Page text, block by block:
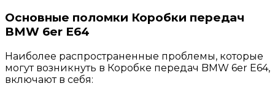
Основные поломки Коробки передач
BMW 6er E64
Наиболее распространенные проблемы, которые
могут возникнуть в Коробке передач BMW 6er E64,
включают в себя: